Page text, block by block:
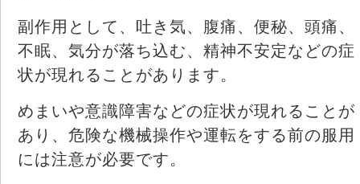
副作用として、吐き気、腹痛、便秘、頭痛、
不眠、気分が落ち込む、精神不安定などの症
状が現れることがあります。
めまいや意識障害などの症状が現れることが
あり、危険な機械操作や運転をする前の服用
には注意が必要です。